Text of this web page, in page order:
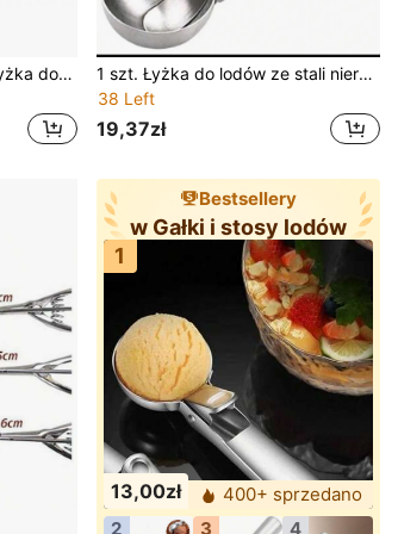
Automatyczna, chowana łyżka do lodów ze stali nierdzewnej o podwójnym zastosowaniu, wielofunkcyjna łyżka do lodów w kształcie kulek, łyżka do lodów i owoców
1 szt. Łyżka do lodów ze stali nierdzewnej, łyżka do melonów i łyżka do lodów, kostka lodu, impreza, podróże, wesele, urodziny, kemping, ukończenie szkoły, wieczór panieński, wieczór panieński, kuchnia, artykuły kuchenne, przechowywanie, dekoracje, na zewnątrz.
38 Left
19,37zł
Bestsellery
w Gałki i stosy lodów
1
13,00zł
400+ sprzedano
2
3 4